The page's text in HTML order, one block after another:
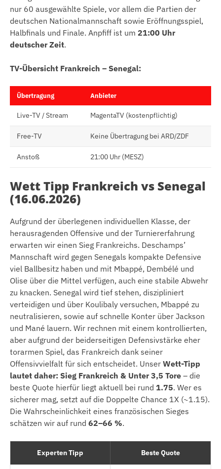
nur 60 ausgewählte Spiele, vor allem die Partien der
deutschen Nationalmannschaft sowie Eröffnungsspiel,
Halbfinals und Finale. Anpfiff ist um 21:00 Uhr
deutscher Zeit.
TV-Übersicht Frankreich – Senegal:
Übertragung Anbieter
Live-TV / Stream MagentaTV (kostenpflichtig)
Free-TV Keine Übertragung bei ARD/ZDF
Anstoß 21:00 Uhr (MESZ)
Wett Tipp Frankreich vs Senegal
(16.06.2026)
Aufgrund der überlegenen individuellen Klasse, der
herausragenden Offensive und der Turniererfahrung
erwarten wir einen Sieg Frankreichs. Deschamps’
Mannschaft wird gegen Senegals kompakte Defensive
viel Ballbesitz haben und mit Mbappé, Dembélé und
Olise über die Mittel verfügen, auch eine stabile Abwehr
zu knacken. Senegal wird tief stehen, diszipliniert
verteidigen und über Koulibaly versuchen, Mbappé zu
neutralisieren, sowie auf schnelle Konter über Jackson
und Mané lauern. Wir rechnen mit einem kontrollierten,
aber aufgrund der beiderseitigen Defensivstärke eher
torarmen Spiel, das Frankreich dank seiner
Offensivvielfalt für sich entscheidet. Unser Wett-Tipp
lautet daher: Sieg Frankreich & Unter 3,5 Tore – die
beste Quote hierfür liegt aktuell bei rund 1.75. Wer es
sicherer mag, setzt auf die Doppelte Chance 1X (~1.15).
Die Wahrscheinlichkeit eines französischen Sieges
schätzen wir auf rund 62–66 %.
Experten Tipp Beste Quote